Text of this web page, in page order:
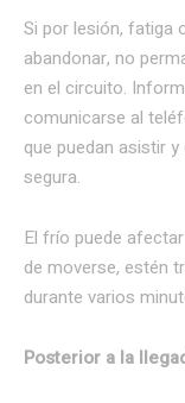
Si por lesión, fatiga
abandonar, no
en el circuito.
comunicarse al
que puedan asistir
segura.
El frío puede
de moverse, estén
durante varios
Posterior a la